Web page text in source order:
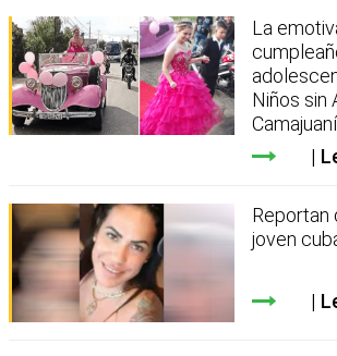
La
Niños sin
Camajuaní
Reportan
joven